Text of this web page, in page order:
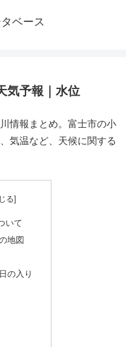
ベース
気予報｜水位
情報まとめ。富士市の小
気温など、天候に関する
いて
地図
の入り